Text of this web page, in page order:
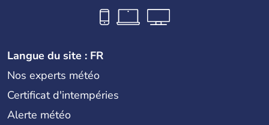
Langue du site : FR
Nos experts météo
Certificat d'intempéries
Alerte météo